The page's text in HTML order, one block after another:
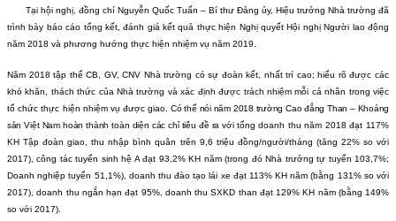
Tại hội nghị, đồng chí Nguyễn Quốc Tuấn – Bí thư Đảng ủy, Hiệu trưởng Nhà trường đã
trình bày báo cáo tổng kết, đánh giá kết quả thực hiện Nghị quyết Hội nghị Người lao động
năm 2018 và phương hướng thực hiện nhiệm vụ năm 2019.
Năm 2018 tập thể CB, GV, CNV Nhà trường có sự đoàn kết, nhất trí cao; hiểu rõ được các
khó khăn, thách thức của Nhà trường và xác định được trách nhiệm mỗi cá nhân trong việc
tổ chức thực hiện nhiệm vụ được giao . Có thể nói năm 2018 trường Cao đẳng Than – Khoáng
sản Việt Nam hoàn thành toàn diện các chỉ tiêu đề ra với tổng doanh thu năm 2018 đạt 117%
KH Tập đoàn giao, thu nhập bình quân trên 9,6 triệu đồng/người/tháng (tăng 22% so với
2017), công tác tuyển sinh hệ A đạt 93,2% KH năm (trong đó Nhà trưởng tự tuyển 103,7%;
Doanh nghiệp tuyển 51,1%), doanh thu đào tạo lái xe đạt 113% KH năm (bằng 131% so với
2017), doanh thu ngắn hạn đạt 95%, doanh thu SXKD than đạt 129% KH năm (bằng 149%
so với 2017).